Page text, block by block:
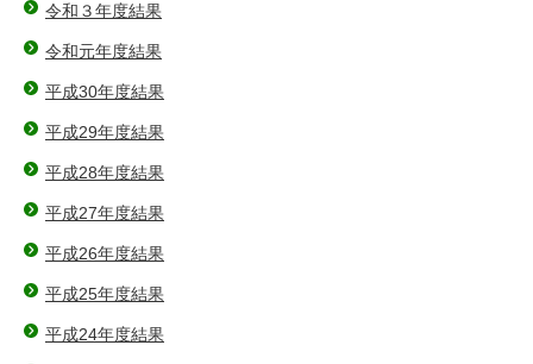
令和３年度結果
令和元年度結果
平成30年度結果
平成29年度結果
平成28年度結果
平成27年度結果
平成26年度結果
平成25年度結果
平成24年度結果